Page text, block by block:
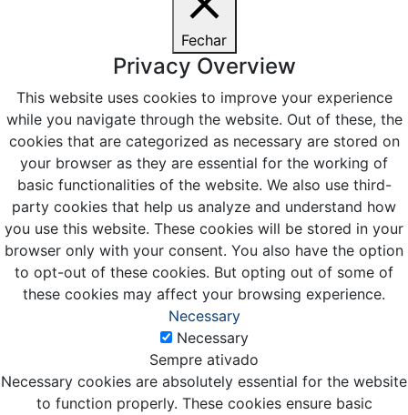
Fechar
Privacy Overview
This website uses cookies to improve your experience
while you navigate through the website. Out of these, the
cookies that are categorized as necessary are stored on
your browser as they are essential for the working of
basic functionalities of the website. We also use third-
party cookies that help us analyze and understand how
you use this website. These cookies will be stored in your
browser only with your consent. You also have the option
to opt-out of these cookies. But opting out of some of
these cookies may affect your browsing experience.
Necessary
Necessary
Sempre ativado
Necessary cookies are absolutely essential for the website
to function properly. These cookies ensure basic